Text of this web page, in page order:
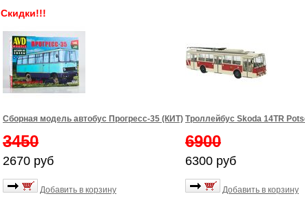
Скидки!!!
Сборная модель автобус Прогресс-35 (КИТ)
3450
2670 руб
Добавить в корзину
Троллейбус Skoda 14TR
6900
6300 руб
Добавить в корзину